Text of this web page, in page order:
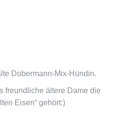
Dobermann-Mix-Hündin.
freundliche ältere Dame die
Eisen“ gehört:)